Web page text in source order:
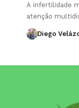
A infertilidade
atenção
Diego